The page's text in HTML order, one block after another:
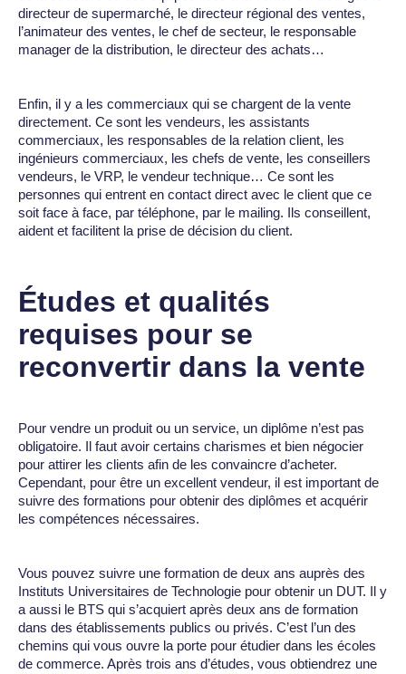
directeur de supermarché, le directeur régional des ventes,
l’animateur des ventes, le chef de secteur, le responsable
manager de la distribution, le directeur des achats…
Enfin, il y a les commerciaux qui se chargent de la vente
directement. Ce sont les vendeurs, les assistants
commerciaux, les responsables de la relation client, les
ingénieurs commerciaux, les chefs de vente, les conseillers
vendeurs, le VRP, le vendeur technique… Ce sont les
personnes qui entrent en contact direct avec le client que ce
soit face à face, par téléphone, par le mailing. Ils conseillent,
aident et facilitent la prise de décision du client.
Études et qualités
requises pour se
reconvertir dans la vente
Pour vendre un produit ou un service, un diplôme n’est pas
obligatoire. Il faut avoir certains charismes et bien négocier
pour attirer les clients afin de les convaincre d’acheter.
Cependant, pour être un excellent vendeur, il est important de
suivre des formations pour obtenir des diplômes et acquérir
les compétences nécessaires.
Vous pouvez suivre une formation de deux ans auprès des
Instituts Universitaires de Technologie pour obtenir un DUT. Il y
a aussi le BTS qui s’acquiert après deux ans de formation
dans des établissements publics ou privés. C’est l’un des
chemins qui vous ouvre la porte pour étudier dans les écoles
de commerce. Après trois ans d’études, vous obtiendrez une